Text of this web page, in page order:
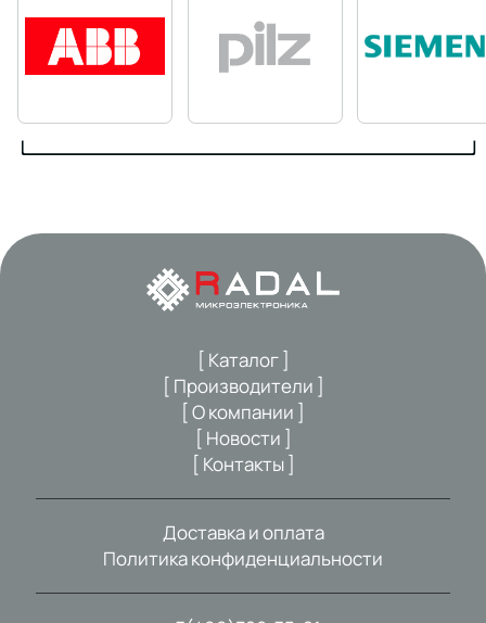
[ Каталог ]
[ Производители ]
[ О компании ]
[ Новости ]
[ Контакты ]
Доставка и оплата
Политика конфиденциальности